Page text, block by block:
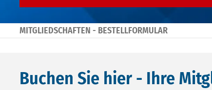
MITGLIEDSCHAFTEN - BESTELLFORMULAR
Buchen Sie hier - Ihre